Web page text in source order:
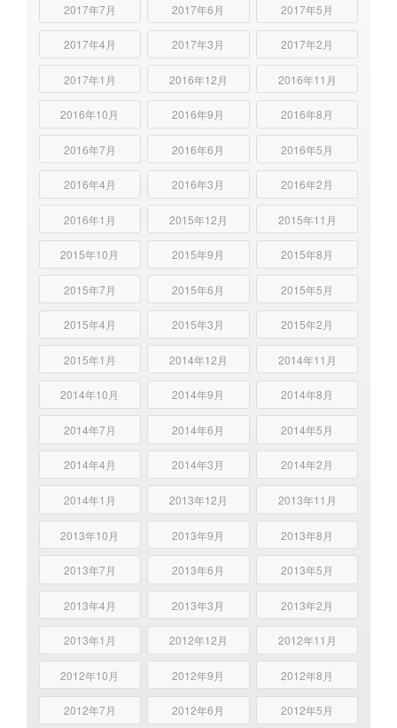
2017年7月 2017年6月 2017年5月
2017年4月 2017年3月 2017年2月
2017年1月 2016年12月 2016年11月
2016年10月 2016年9月 2016年8月
2016年7月 2016年6月 2016年5月
2016年4月 2016年3月 2016年2月
2016年1月 2015年12月 2015年11月
2015年10月 2015年9月 2015年8月
2015年7月 2015年6月 2015年5月
2015年4月 2015年3月 2015年2月
2015年1月 2014年12月 2014年11月
2014年10月 2014年9月 2014年8月
2014年7月 2014年6月 2014年5月
2014年4月 2014年3月 2014年2月
2014年1月 2013年12月 2013年11月
2013年10月 2013年9月 2013年8月
2013年7月 2013年6月 2013年5月
2013年4月 2013年3月 2013年2月
2013年1月 2012年12月 2012年11月
2012年10月 2012年9月 2012年8月
2012年7月 2012年6月 2012年5月